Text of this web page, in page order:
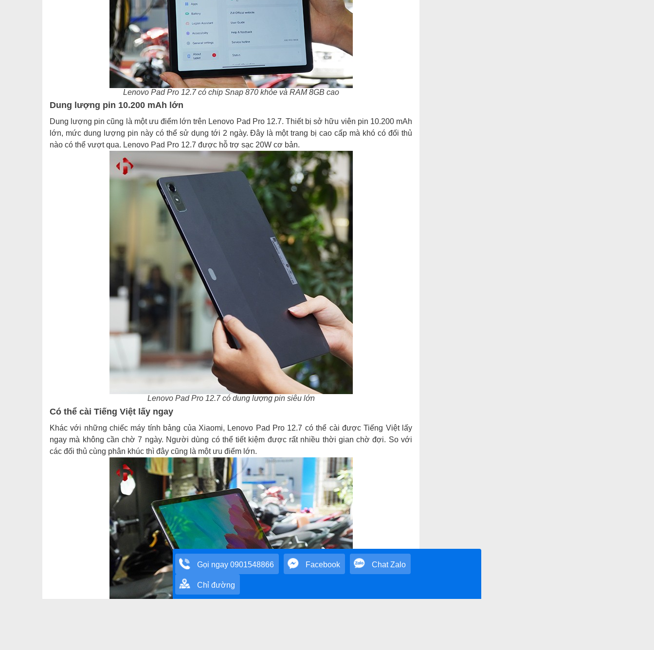
Lenovo Pad Pro 12.7 có chip Snap 870 khỏe và RAM 8GB cao
Dung lượng pin 10.200 mAh lớn
Dung lượng pin cũng là một ưu điểm lớn trên Lenovo Pad Pro 12.7. Thiết bị sở hữu viên pin 10.200 mAh
lớn, mức dung lượng pin này có thể sử dụng tới 2 ngày. Đây là một trang bị cao cấp mà khó có đối thủ
nào có thể vượt qua. Lenovo Pad Pro 12.7 được hỗ trợ sạc 20W cơ bản.
Lenovo Pad Pro 12.7 có dung lượng pin siêu lớn
Có thể cài Tiếng Việt lấy ngay
Khác với những chiếc máy tính bảng của Xiaomi, Lenovo Pad Pro 12.7 có thể cài được Tiếng Việt lấy
ngay mà không cần chờ 7 ngày. Người dùng có thể tiết kiệm được rất nhiều thời gian chờ đợi. So với
các đối thủ cùng phân khúc thì đây cũng là một ưu điểm lớn.
Gọi ngay 0901548866 Facebook Chat Zalo
Chỉ đường